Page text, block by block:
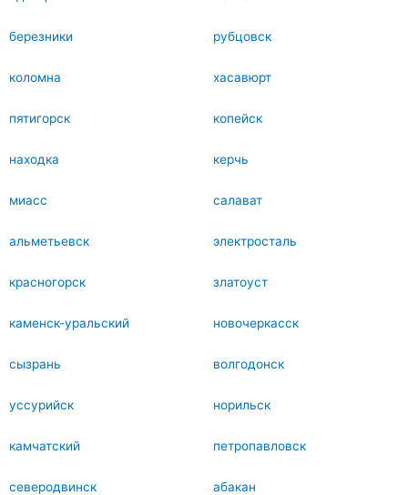
березники рубцовск
коломна хасавюрт
пятигорск копейск
находка керчь
миасс салават
альметьевск электросталь
красногорск златоуст
каменск-уральский новочеркасск
сызрань волгодонск
уссурийск норильск
камчатский петропавловск
северодвинск абакан